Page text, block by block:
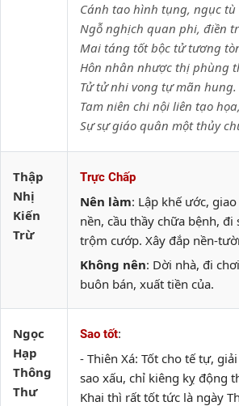
Cánh tao hình tụng, ngục tù
Ngỗ nghịch quan phi, điền
Mai táng tốt bộc tử tương
Hôn nhân nhược thị phùng
Tử tử nhi vong tự mãn hung.
Tam niên chi nội liên tạo họa,
Sự sự giáo quân một thủy
Thập
Nhị
Kiến
Trừ
Trực Chấp
Nên làm: Lập khế ước,
nền, cầu thầy chữa bệnh, đi
trộm cướp. Xây đắp nền-
Không nên: Dời nhà, đi
buôn bán, xuất tiền của.
Ngọc
Hạp
Thông
Thư
Sao tốt:
- Thiên Xá: Tốt cho tế tự,
sao xấu, chỉ kiêng kỵ động
Khai thì rất tốt tức là ngày